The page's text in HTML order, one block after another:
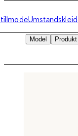
Model
Produkt